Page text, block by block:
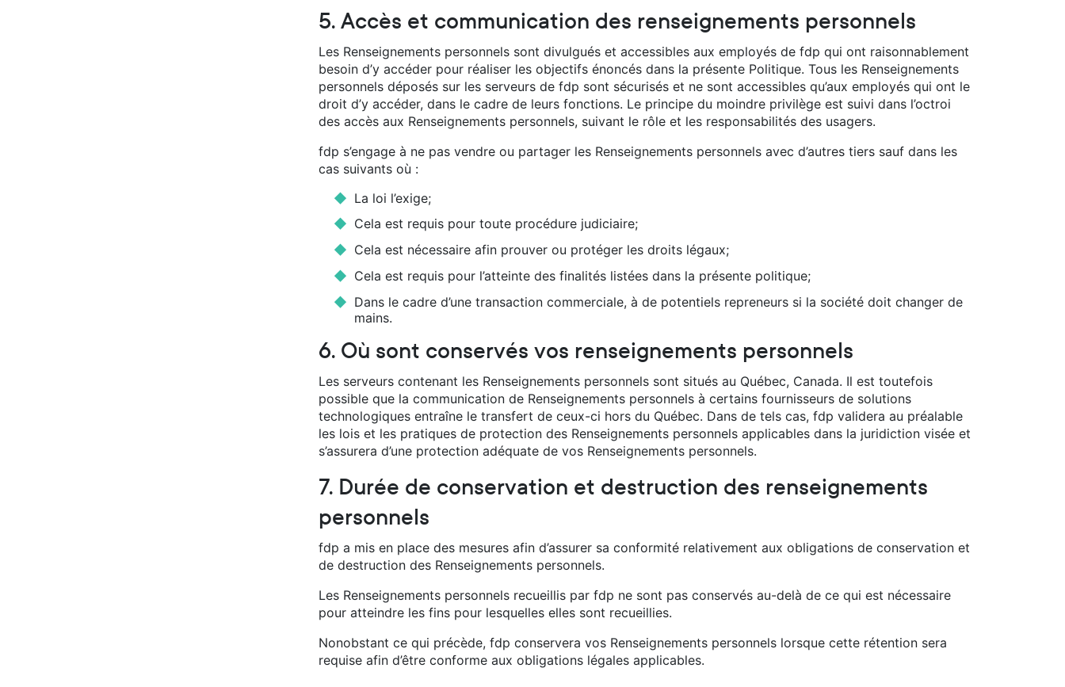
5. Accès et communication des renseignements personnels
Les Renseignements personnels sont divulgués et accessibles aux employés de fdp qui ont raisonnablement
besoin d’y accéder pour réaliser les objectifs énoncés dans la présente Politique. Tous les Renseignements
personnels déposés sur les serveurs de fdp sont sécurisés et ne sont accessibles qu’aux employés qui ont le
droit d’y accéder, dans le cadre de leurs fonctions. Le principe du moindre privilège est suivi dans l’octroi
des accès aux Renseignements personnels, suivant le rôle et les responsabilités des usagers.
fdp s’engage à ne pas vendre ou partager les Renseignements personnels avec d’autres tiers sauf dans les
cas suivants où :
La loi l’exige;
Cela est requis pour toute procédure judiciaire;
Cela est nécessaire afin prouver ou protéger les droits légaux;
Cela est requis pour l’atteinte des finalités listées dans la présente politique;
Dans le cadre d’une transaction commerciale, à de potentiels repreneurs si la société doit changer de
mains.
6. Où sont conservés vos renseignements personnels
Les serveurs contenant les Renseignements personnels sont situés au Québec, Canada. Il est toutefois
possible que la communication de Renseignements personnels à certains fournisseurs de solutions
technologiques entraîne le transfert de ceux-ci hors du Québec. Dans de tels cas, fdp validera au préalable
les lois et les pratiques de protection des Renseignements personnels applicables dans la juridiction visée et
s’assurera d’une protection adéquate de vos Renseignements personnels.
7. Durée de conservation et destruction des renseignements
personnels
fdp a mis en place des mesures afin d’assurer sa conformité relativement aux obligations de conservation et
de destruction des Renseignements personnels.
Les Renseignements personnels recueillis par fdp ne sont pas conservés au-delà de ce qui est nécessaire
pour atteindre les fins pour lesquelles elles sont recueillies.
Nonobstant ce qui précède, fdp conservera vos Renseignements personnels lorsque cette rétention sera
requise afin d’être conforme aux obligations légales applicables.